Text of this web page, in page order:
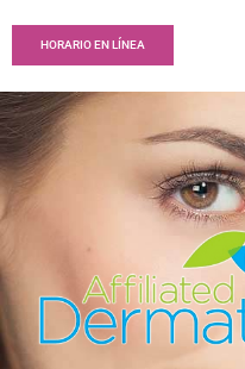
HORARIO EN LÍNEA